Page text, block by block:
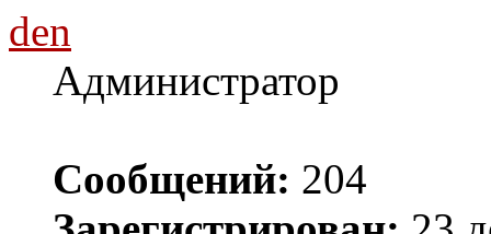
den
Администратор
Сообщений: 204